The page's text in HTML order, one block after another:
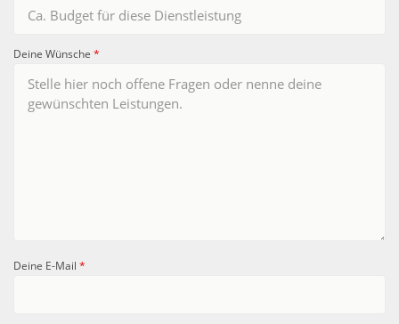
Deine Wünsche *
Deine E-Mail *